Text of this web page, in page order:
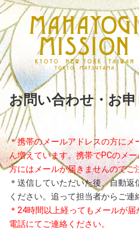
お問い合わせ・お
＊携帯のメールアドレスの方に
ん増えています。携帯でPCのメ
方にはメールが届きませんのでご
＊送信していただいた後、自動
ください。追って担当者からご連
＊24時間以上経ってもメールが
電話にてご連絡ください。